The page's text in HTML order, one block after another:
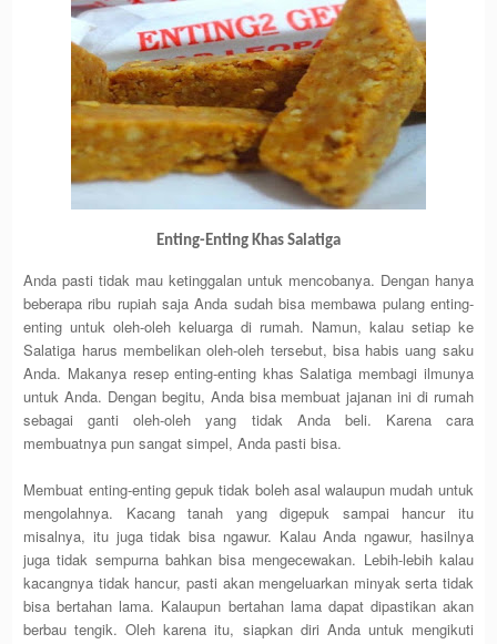
Enting-Enting Khas Salatiga
Anda pasti tidak mau ketinggalan untuk mencobanya. Dengan hanya
beberapa ribu rupiah saja Anda sudah bisa membawa pulang enting-
enting untuk oleh-oleh keluarga di rumah. Namun, kalau setiap ke
Salatiga harus membelikan oleh-oleh tersebut, bisa habis uang saku
Anda. Makanya resep enting-enting khas Salatiga membagi ilmunya
untuk Anda. Dengan begitu, Anda bisa membuat jajanan ini di rumah
sebagai ganti oleh-oleh yang tidak Anda beli. Karena cara
membuatnya pun sangat simpel, Anda pasti bisa.
Membuat enting-enting gepuk tidak boleh asal walaupun mudah untuk
mengolahnya. Kacang tanah yang digepuk sampai hancur itu
misalnya, itu juga tidak bisa ngawur. Kalau Anda ngawur, hasilnya
juga tidak sempurna bahkan bisa mengecewakan. Lebih-lebih kalau
kacangnya tidak hancur, pasti akan mengeluarkan minyak serta tidak
bisa bertahan lama. Kalaupun bertahan lama dapat dipastikan akan
berbau tengik. Oleh karena itu, siapkan diri Anda untuk mengikuti